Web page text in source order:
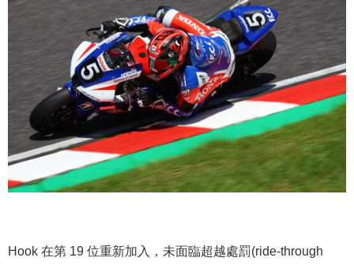
Hook 在第 19 位重新加入，未面臨超越處罰(ride-through